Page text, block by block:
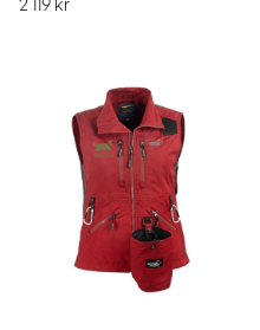
2 119 kr